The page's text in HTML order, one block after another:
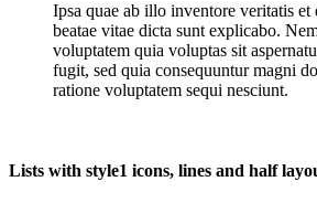
Ipsa quae ab illo inventore veritatis et
beatae vitae dicta sunt explicabo.
voluptatem quia voluptas sit
fugit, sed quia consequuntur magni
ratione voluptatem sequi nesciunt.
Lists with style1 icons, lines and half